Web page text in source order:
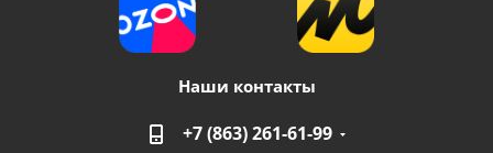
Наши контакты
+7 (863) 261-61-99